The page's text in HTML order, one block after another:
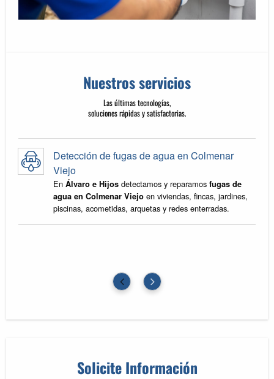
Nuestros servicios
Las últimas tecnologías,
soluciones rápidas y satisfactorias.
Detección de fugas de agua en Colmenar
Viejo
En Álvaro e Hijos detectamos y reparamos fugas de
agua en Colmenar Viejo en viviendas, fincas, jardines,
piscinas, acometidas, arquetas y redes enterradas.
Solicite Información